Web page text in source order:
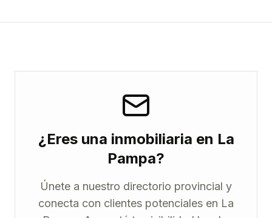
¿Eres una inmobiliaria en La
Pampa?
Únete a nuestro directorio provincial y
conecta con clientes potenciales en La